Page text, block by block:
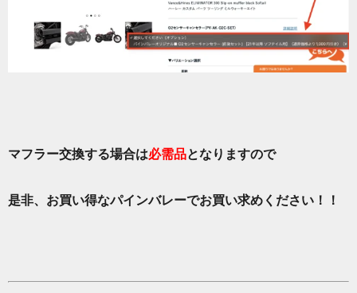
マフラー交換する場合は必需品となりますので
是非、お買い得なパインバレーでお買い求めください！！